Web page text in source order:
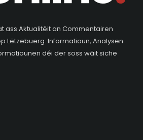
ass Aktualitéit an Commentairen
Lëtzebuerg. Informatioun, Analysen
déi der soss wäit siche